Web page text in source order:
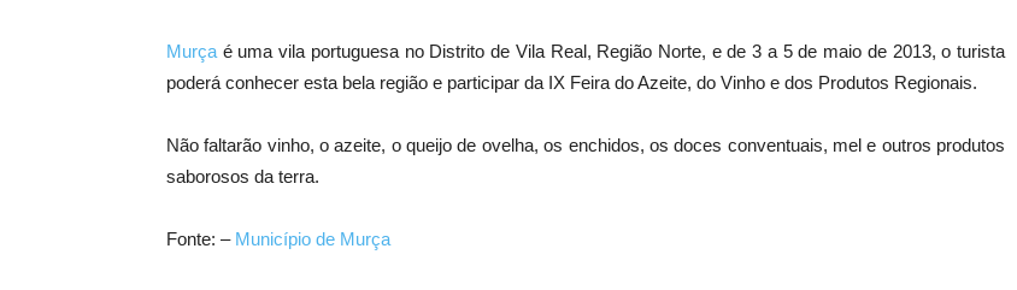
Murça é uma vila portuguesa no Distrito de Vila Real, Região Norte, e de 3 a 5 de maio de 2013, o turista
poderá conhecer esta bela região e participar da IX Feira do Azeite, do Vinho e dos Produtos Regionais.
Não faltarão vinho, o azeite, o queijo de ovelha, os enchidos, os doces conventuais, mel e outros produtos
saborosos da terra.
Fonte: – Município de Murça